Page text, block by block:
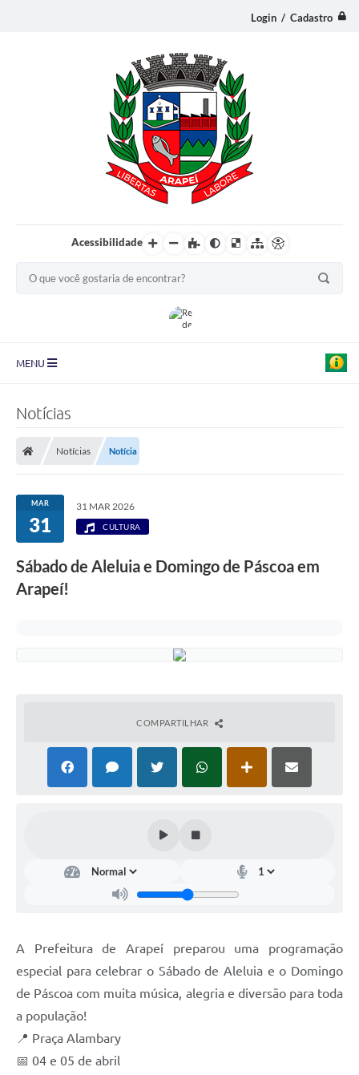
Login / Cadastro
Acessibilidade
MENU
Legislação
Turismo
Editais
Audiências Públicas
Telefones Úteis
Emprega
Agenda
Notícias
Notícias Notícia
MAR
31
31 MAR 2026
CULTURA
Sábado de Aleluia e Domingo de Páscoa em
Arapeí!
COMPARTILHAR
A Prefeitura de Arapeí preparou uma programação
especial para celebrar o Sábado de Aleluia e o Domingo
de Páscoa com muita música, alegria e diversão para toda
a população!
📍 Praça Alambary
📅 04 e 05 de abril